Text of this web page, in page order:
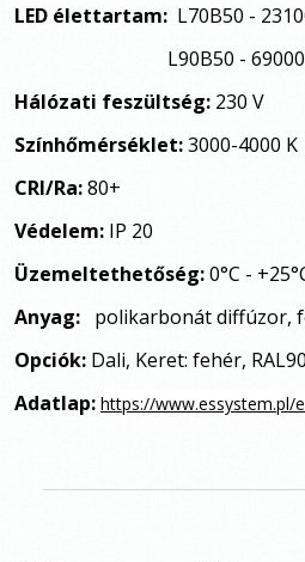
LED élettartam: L70B50 -
L90B50 - 69000
Hálózati feszültség: 230 V
Színhőmérséklet:3000-4000 K
CRI/Ra:80+
Védelem: IP 20
Üzemeltethetőség:0°C -
Anyag: polikarbonát diffúzor,
Opciók: Dali, Keret: fehér,
Adatlap: https://www.essystem.pl/